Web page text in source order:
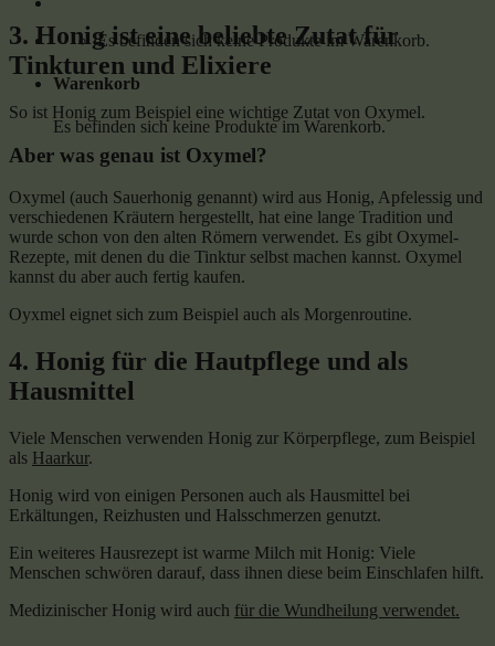
Es befinden sich keine Produkte im Warenkorb.
Warenkorb
Es befinden sich keine Produkte im Warenkorb.
3. Honig ist eine beliebte Zutat für
Tinkturen und Elixiere
So ist Honig zum Beispiel eine wichtige Zutat von Oxymel.
Aber was genau ist Oxymel?
Oxymel (auch Sauerhonig genannt) wird aus Honig, Apfelessig und
verschiedenen Kräutern hergestellt, hat eine lange Tradition und
wurde schon von den alten Römern verwendet. Es gibt Oxymel-
Rezepte, mit denen du die Tinktur selbst machen kannst. Oxymel
kannst du aber auch fertig kaufen.
Oyxmel eignet sich zum Beispiel auch als Morgenroutine.
4. Honig für die Hautpflege und als
Hausmittel
Viele Menschen verwenden Honig zur Körperpflege, zum Beispiel
als Haarkur.
Honig wird von einigen Personen auch als Hausmittel bei
Erkältungen, Reizhusten und Halsschmerzen genutzt.
Ein weiteres Hausrezept ist warme Milch mit Honig: Viele
Menschen schwören darauf, dass ihnen diese beim Einschlafen hilft.
Medizinischer Honig wird auch für die Wundheilung verwendet.